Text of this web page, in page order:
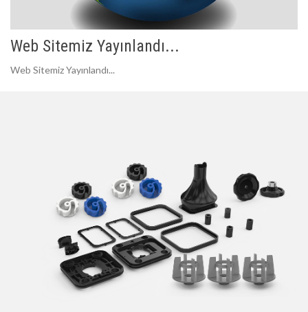
Web Sitemiz Yayınlandı...
Web Sitemiz Yayınlandı...